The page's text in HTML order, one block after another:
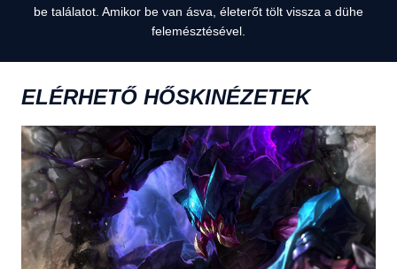
be találatot. Amikor be van ásva, életerőt tölt vissza a dühe
felemésztésével.
ELÉRHETŐ HŐSKINÉZETEK